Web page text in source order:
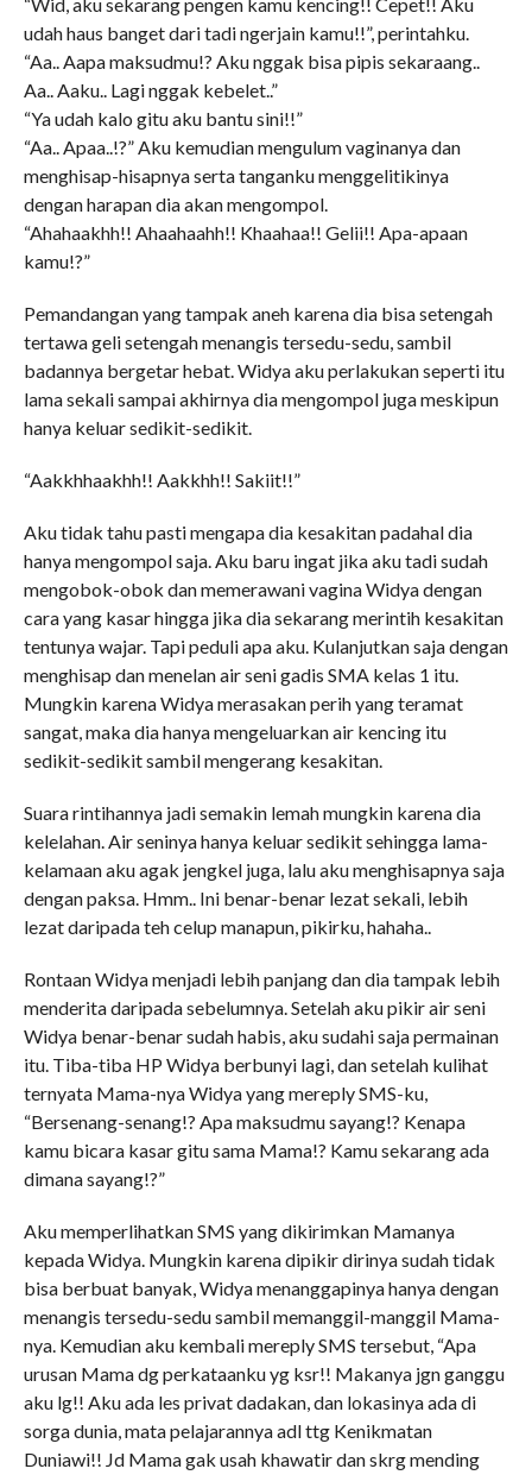
udah haus banget dari tadi ngerjain kamu!!”, perintahku.
“Aa.. Aapa maksudmu!? Aku nggak bisa pipis sekaraang..
Aa.. Aaku.. Lagi nggak kebelet..”
“Ya udah kalo gitu aku bantu sini!!”
“Aa.. Apaa..!?” Aku kemudian mengulum vaginanya dan
menghisap-hisapnya serta tanganku menggelitikinya
dengan harapan dia akan mengompol.
“Ahahaakhh!! Ahaahaahh!! Khaahaa!! Gelii!! Apa-apaan
kamu!?”
Pemandangan yang tampak aneh karena dia bisa setengah
tertawa geli setengah menangis tersedu-sedu, sambil
badannya bergetar hebat. Widya aku perlakukan seperti itu
lama sekali sampai akhirnya dia mengompol juga meskipun
hanya keluar sedikit-sedikit.
“Aakkhhaakhh!! Aakkhh!! Sakiit!!”
Aku tidak tahu pasti mengapa dia kesakitan padahal dia
hanya mengompol saja. Aku baru ingat jika aku tadi sudah
mengobok-obok dan memerawani vagina Widya dengan
cara yang kasar hingga jika dia sekarang merintih kesakitan
tentunya wajar. Tapi peduli apa aku. Kulanjutkan saja dengan
menghisap dan menelan air seni gadis SMA kelas 1 itu.
Mungkin karena Widya merasakan perih yang teramat
sangat, maka dia hanya mengeluarkan air kencing itu
sedikit-sedikit sambil mengerang kesakitan.
Suara rintihannya jadi semakin lemah mungkin karena dia
kelelahan. Air seninya hanya keluar sedikit sehingga lama-
kelamaan aku agak jengkel juga, lalu aku menghisapnya saja
dengan paksa. Hmm.. Ini benar-benar lezat sekali, lebih
lezat daripada teh celup manapun, pikirku, hahaha..
Rontaan Widya menjadi lebih panjang dan dia tampak lebih
menderita daripada sebelumnya. Setelah aku pikir air seni
Widya benar-benar sudah habis, aku sudahi saja permainan
itu. Tiba-tiba HP Widya berbunyi lagi, dan setelah kulihat
ternyata Mama-nya Widya yang mereply SMS-ku,
“Bersenang-senang!? Apa maksudmu sayang!? Kenapa
kamu bicara kasar gitu sama Mama!? Kamu sekarang ada
dimana sayang!?”
Aku memperlihatkan SMS yang dikirimkan Mamanya
kepada Widya. Mungkin karena dipikir dirinya sudah tidak
bisa berbuat banyak, Widya menanggapinya hanya dengan
menangis tersedu-sedu sambil memanggil-manggil Mama-
nya. Kemudian aku kembali mereply SMS tersebut, “Apa
urusan Mama dg perkataanku yg ksr!! Makanya jgn ganggu
aku lg!! Aku ada les privat dadakan, dan lokasinya ada di
sorga dunia, mata pelajarannya adl ttg Kenikmatan
Duniawi!! Jd Mama gak usah khawatir dan skrg mending